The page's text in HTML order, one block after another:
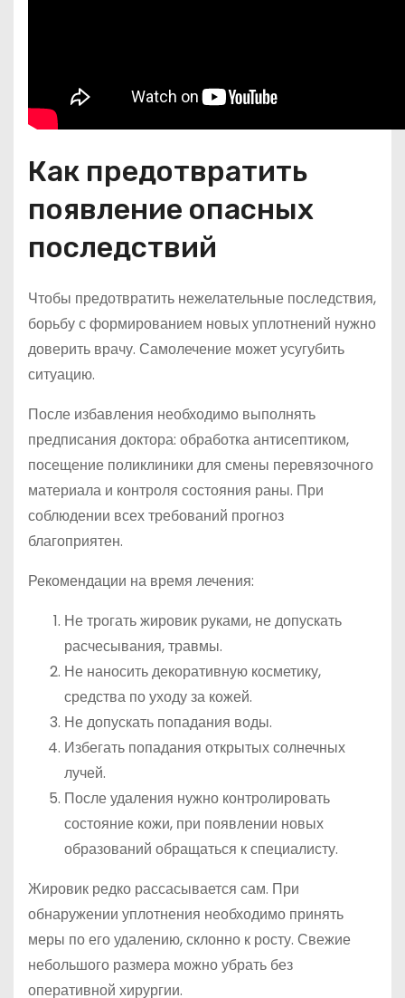
Как предотвратить
появление опасных
последствий
Чтобы предотвратить нежелательные последствия,
борьбу с формированием новых уплотнений нужно
доверить врачу. Самолечение может усугубить
ситуацию.
После избавления необходимо выполнять
предписания доктора: обработка антисептиком,
посещение поликлиники для смены перевязочного
материала и контроля состояния раны. При
соблюдении всех требований прогноз
благоприятен.
Рекомендации на время лечения:
Не трогать жировик руками, не допускать
расчесывания, травмы.
Не наносить декоративную косметику,
средства по уходу за кожей.
Не допускать попадания воды.
Избегать попадания открытых солнечных
лучей.
После удаления нужно контролировать
состояние кожи, при появлении новых
образований обращаться к специалисту.
Жировик редко рассасывается сам. При
обнаружении уплотнения необходимо принять
меры по его удалению, склонно к росту. Свежие
небольшого размера можно убрать без
оперативной хирургии.